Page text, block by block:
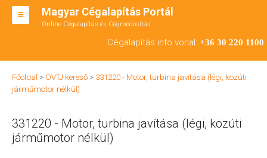
Magyar Cégalapítás Portál
Online Cégalapítás és Cégmódosítás
Cégalapítás info vonal: +36 30 220 1100
BT ALAPÍTÁS
RT ALAPÍTÁS
ÁTALAKULÁS
Főoldal > ÖVTJ kereső > 331220 - Motor, turbina javítása (légi, közúti
járműmotor nélkül)
331220 - Motor, turbina javítása (légi, közúti
járműmotor nélkül)